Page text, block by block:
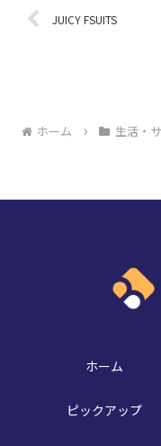
JUICY FSUITS
ホーム 生活・
ホーム
ピックアップ